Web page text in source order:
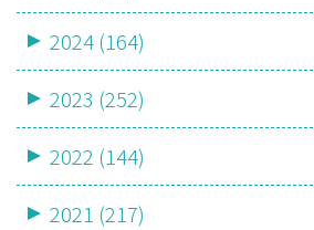
2024 (164)
2023 (252)
2022 (144)
2021 (217)